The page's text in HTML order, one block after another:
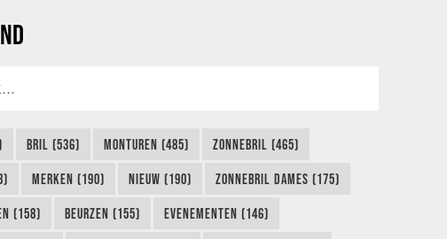
BRIL (536) MONTUREN (485) ZONNEBRIL (465)
MERKEN (190) NIEUW (190) ZONNEBRIL DAMES (175)
(158) BEURZEN (155) EVENEMENTEN (146)